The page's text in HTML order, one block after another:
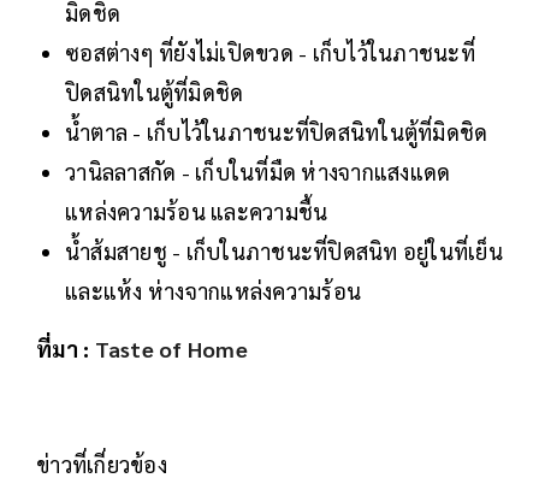
มิดชิด
ซอสต่างๆ ที่ยังไม่เปิดขวด - เก็บไว้ในภาชนะที่
ปิดสนิทในตู้ที่มิดชิด
น้ำตาล - เก็บไว้ในภาชนะที่ปิดสนิทในตู้ที่มิดชิด
วานิลลาสกัด - เก็บในที่มืด ห่างจากแสงแดด
แหล่งความร้อน และความชื้น
น้ำส้มสายชู - เก็บในภาชนะที่ปิดสนิท อยู่ในที่เย็น
และแห้ง ห่างจากแหล่งความร้อน
ที่มา : Taste of Home
ข่าวที่เกี่ยวข้อง